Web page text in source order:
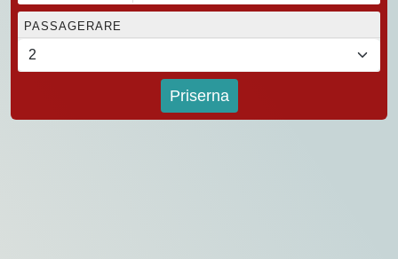
PASSAGERARE
Priserna